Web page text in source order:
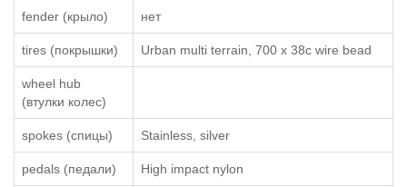
fender (крыло) нет
tires (покрышки) Urban multi terrain, 700 x 38c wire bead
wheel hub
(втулки колес)
spokes (спицы) Stainless, silver
pedals (педали) High impact nylon